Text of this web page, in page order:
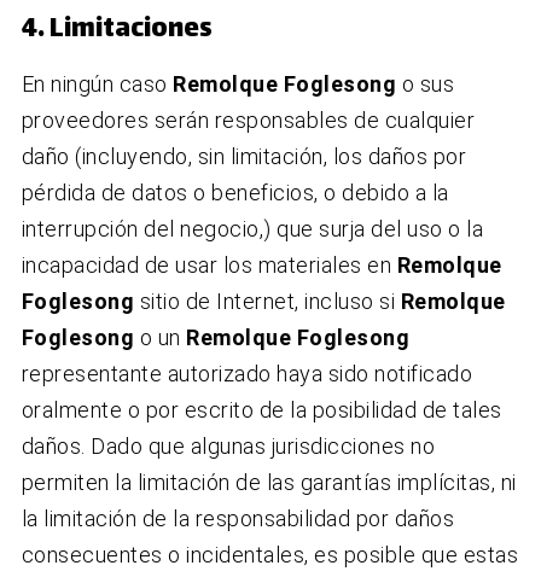
4. Limitaciones
En ningún caso Remolque Foglesong o sus
proveedores serán responsables de cualquier
daño (incluyendo, sin limitación, los daños por
pérdida de datos o beneficios, o debido a la
interrupción del negocio,) que surja del uso o la
incapacidad de usar los materiales en Remolque
Foglesong sitio de Internet, incluso si Remolque
Foglesong o un Remolque Foglesong
representante autorizado haya sido notificado
oralmente o por escrito de la posibilidad de tales
daños. Dado que algunas jurisdicciones no
permiten la limitación de las garantías implícitas, ni
la limitación de la responsabilidad por daños
consecuentes o incidentales, es posible que estas